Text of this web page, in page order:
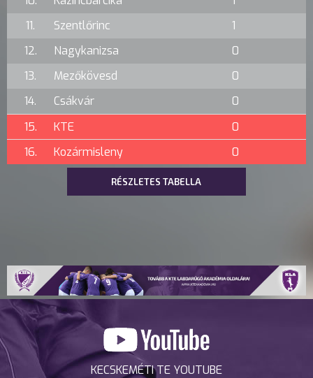
11.
Szentlőrinc
1
12.
Nagykanizsa
0
13.
Mezőkövesd
0
14.
Csákvár
0
15.
KTE
0
16.
Kozármisleny 0
RÉSZLETES TABELLA
KECSKEMÉTI TE YOUTUBE